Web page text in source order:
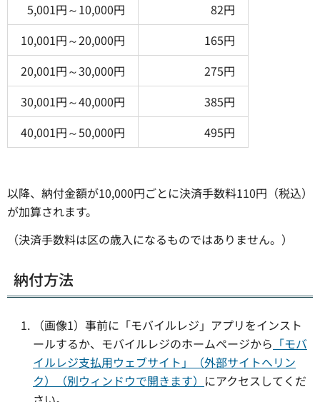
5,001円～10,000円
82円
10,001円～20,000円
165円
20,001円～30,000円
275円
30,001円～40,000円
385円
40,001円～50,000円
495円
以降、納付金額が10,000円ごとに決済手数料110円（税込）
が加算されます。
（決済手数料は区の歳入になるものではありません。）
納付方法
（画像1）事前に「モバイルレジ」アプリをインスト
ールするか、モバイルレジのホームページから 「モバ
イルレジ支払用ウェブサイト」（外部サイトへリン
ク）（別ウィンドウで開きます） にアクセスしてくだ